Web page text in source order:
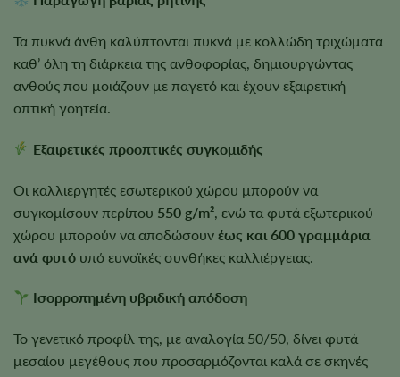
Τα πυκνά άνθη καλύπτονται πυκνά με κολλώδη τριχώματα
καθ’ όλη τη διάρκεια της ανθοφορίας, δημιουργώντας
ανθούς που μοιάζουν με παγετό και έχουν εξαιρετική
οπτική γοητεία.
Εξαιρετικές προοπτικές συγκομιδής
Οι καλλιεργητές εσωτερικού χώρου μπορούν να
συγκομίσουν περίπου 550 g/m² , ενώ τα φυτά εξωτερικού
χώρου μπορούν να αποδώσουν έως και 600 γραμμάρια
ανά φυτό υπό ευνοϊκές συνθήκες καλλιέργειας.
Ισορροπημένη υβριδική απόδοση
Το γενετικό προφίλ της, με αναλογία 50/50, δίνει φυτά
μεσαίου μεγέθους που προσαρμόζονται καλά σε σκηνές